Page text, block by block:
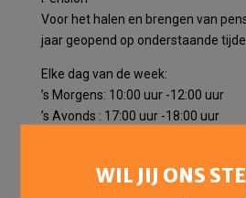
Voor het halen en brengen van
jaar geopend op onderstaande
Elke dag van de week:
’s Morgens: 10:00 uur -12:00 uur
’s Avonds : 17:00 uur -18:00 uur
Op telefonische afspraak elke dag
WIL JIJ ONS